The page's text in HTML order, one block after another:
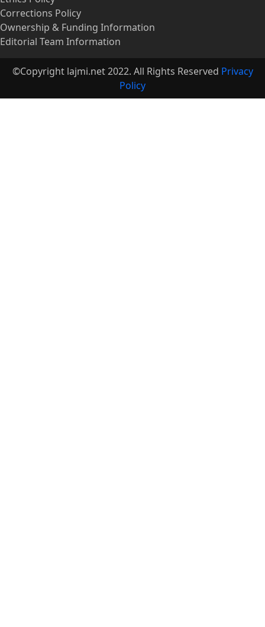
Corrections Policy
Ownership & Funding Information
Editorial Team Information
©Copyright lajmi.net 2022. All Rights Reserved Privacy
Policy